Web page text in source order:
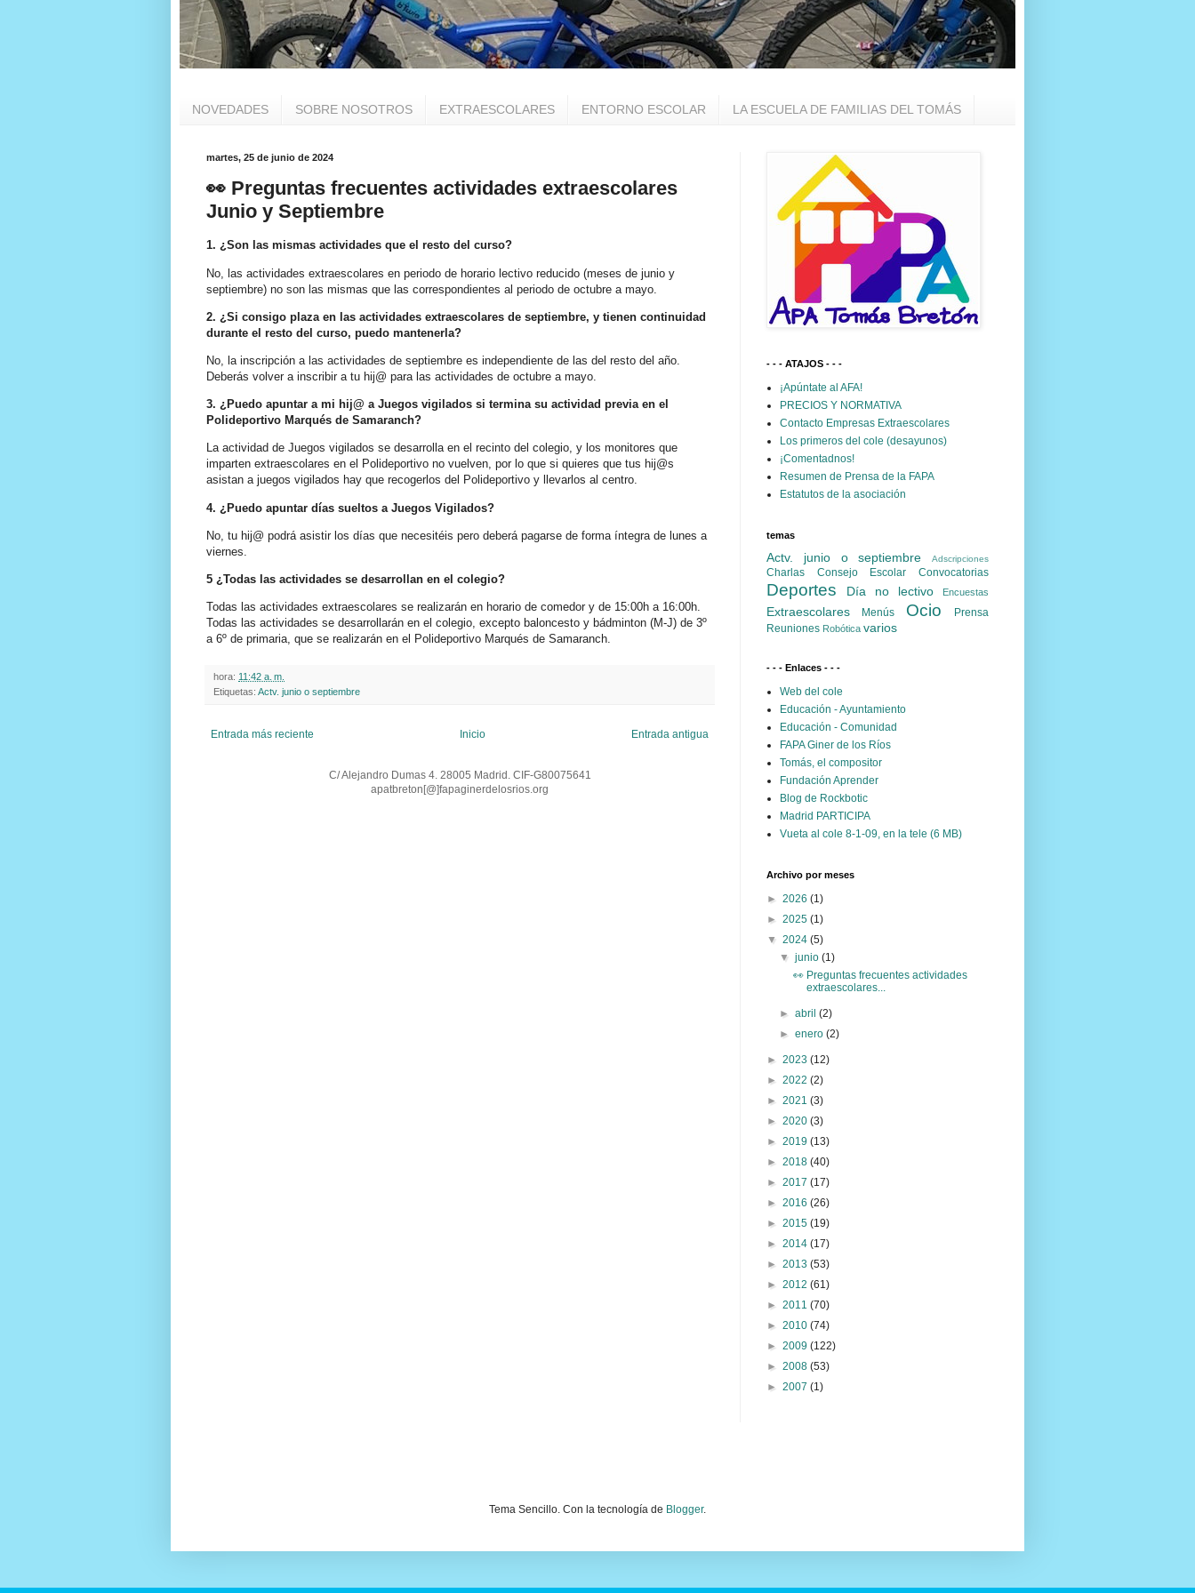
NOVEDADES SOBRE NOSOTROS EXTRAESCOLARES ENTORNO ESCOLAR LA ESCUELA DE FAMILIAS DEL TOMÁS
martes, 25 de junio de 2024
👀 Preguntas frecuentes actividades extraescolares
Junio y Septiembre
1. ¿Son las mismas actividades que el resto del curso?
No, las actividades extraescolares en periodo de horario lectivo reducido (meses de junio y
septiembre) no son las mismas que las correspondientes al periodo de octubre a mayo.
2. ¿Si consigo plaza en las actividades extraescolares de septiembre, y tienen continuidad
durante el resto del curso, puedo mantenerla?
No, la inscripción a las actividades de septiembre es independiente de las del resto del año.
Deberás volver a inscribir a tu hij@ para las actividades de octubre a mayo.
3. ¿Puedo apuntar a mi hij@ a Juegos vigilados si termina su actividad previa en el
Polideportivo Marqués de Samaranch?
La actividad de Juegos vigilados se desarrolla en el recinto del colegio, y los monitores que
imparten extraescolares en el Polideportivo no vuelven, por lo que si quieres que tus hij@s
asistan a juegos vigilados hay que recogerlos del Polideportivo y llevarlos al centro.
4. ¿Puedo apuntar días sueltos a Juegos Vigilados?
No, tu hij@ podrá asistir los días que necesitéis pero deberá pagarse de forma íntegra de lunes a
viernes.
5 ¿Todas las actividades se desarrollan en el colegio?
Todas las actividades extraescolares se realizarán en horario de comedor y de 15:00h a 16:00h.
Todas las actividades se desarrollarán en el colegio, excepto baloncesto y bádminton (M-J) de 3º
a 6º de primaria, que se realizarán en el Polideportivo Marqués de Samaranch.
hora: 11:42 a. m.
Etiquetas: Actv. junio o septiembre
Entrada más reciente Entrada antigua
Inicio
C/ Alejandro Dumas 4. 28005 Madrid. CIF-G80075641
apatbreton[@]fapaginerdelosrios.org
- - - ATAJOS - - -
¡Apúntate al AFA!
PRECIOS Y NORMATIVA
Contacto Empresas Extraescolares
Los primeros del cole (desayunos)
¡Comentadnos!
Resumen de Prensa de la FAPA
Estatutos de la asociación
temas
Actv. junio o septiembre Adscripciones
Charlas Consejo Escolar Convocatorias
Deportes Día no lectivo Encuestas
Extraescolares Menús Ocio
Prensa
Reuniones Robótica varios
- - - Enlaces - - -
Web del cole
Educación - Ayuntamiento
Educación - Comunidad
FAPA Giner de los Ríos
Tomás, el compositor
Fundación Aprender
Blog de Rockbotic
Madrid PARTICIPA
Vueta al cole 8-1-09, en la tele (6 MB)
Archivo por meses
► 2026 (1)
► 2025 (1)
▼ 2024 (5)
▼junio(1)
👀 Preguntas frecuentes actividades
extraescolares...
►abril(2)
►enero(2)
► 2023 (12)
► 2022 (2)
► 2021 (3)
► 2020 (3)
► 2019 (13)
► 2018 (40)
► 2017 (17)
► 2016 (26)
► 2015 (19)
► 2014 (17)
► 2013 (53)
► 2012 (61)
► 2011 (70)
► 2010 (74)
► 2009 (122)
► 2008 (53)
► 2007 (1)
Tema Sencillo. Con la tecnología de Blogger.